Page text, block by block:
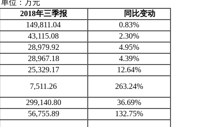
2018年三季报
同比变动
149,811.04
0.83%
43,115.08
2.30%
28,979.92
4.95%
28,967.18
4.39%
25,329.17
12.64%
7,511.26
263.24%
299,140.80
36.69%
56,755.89
132.75%